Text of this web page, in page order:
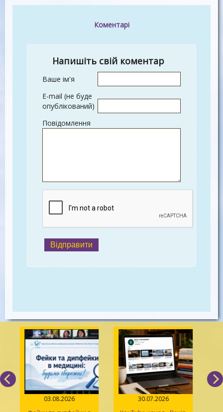
Коментарі
Напишіть свій коментар
Ваше ім'я
E-mail (не буде
опублікований)
Повідомлення
Відправити
03.08.2026
30.07.2026